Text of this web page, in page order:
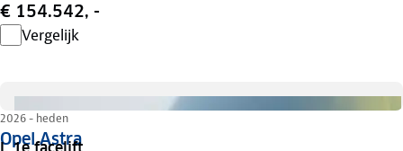
€ 154.542, -
Vergelijk
Opel Astra
2026 - heden